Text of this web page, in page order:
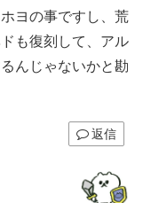
ヨの事ですし、荒
も復刻して、アル
んじゃないかと勘
返信